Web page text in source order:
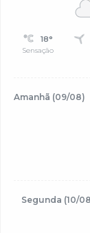
18°
Sensação
Amanhã (09/08)
Segunda (10/